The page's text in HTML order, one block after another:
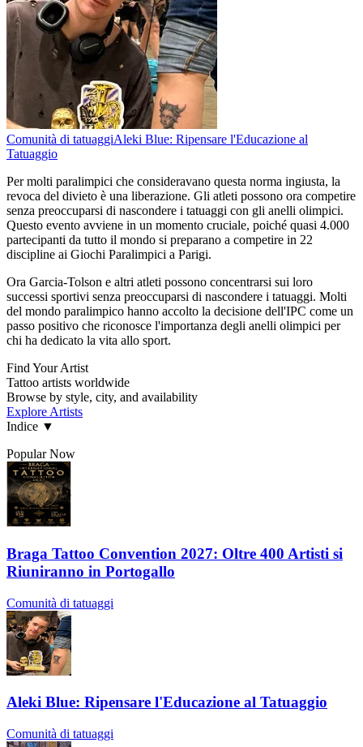
Comunità di tatuaggiAleki Blue: Ripensare l'Educazione al
Tatuaggio
Per molti paralimpici che consideravano questa norma ingiusta, la
revoca del divieto è una liberazione. Gli atleti possono ora competire
senza preoccuparsi di nascondere i tatuaggi con gli anelli olimpici.
Questo evento avviene in un momento cruciale, poiché quasi 4.000
partecipanti da tutto il mondo si preparano a competire in 22
discipline ai Giochi Paralimpici a Parigi.
Ora Garcia-Tolson e altri atleti possono concentrarsi sui loro
successi sportivi senza preoccuparsi di nascondere i tatuaggi. Molti
del mondo paralimpico hanno accolto la decisione dell'IPC come un
passo positivo che riconosce l'importanza degli anelli olimpici per
chi ha dedicato la vita allo sport.
Find Your Artist
Tattoo artists worldwide
Browse by style, city, and availability
Explore Artists
Indice ▼
Popular Now
Braga Tattoo Convention 2027: Oltre 400 Artisti si
Riuniranno in Portogallo
Comunità di tatuaggi
Aleki Blue: Ripensare l'Educazione al Tatuaggio
Comunità di tatuaggi